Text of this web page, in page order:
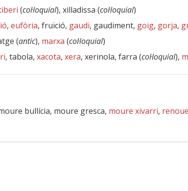
(col·loquial), xilladissa (col·loquial)
, eufòria, fruïció, gaudi, gaudiment, goig, gorja,
(antic), marxa (col·loquial)
, tabola, xacota, xera, xerinola, farra (col·loquial),
bullícia, moure gresca, moure xivarri,